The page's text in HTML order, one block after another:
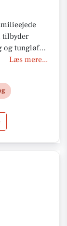
tilbyder
og tungløft i
sikrer
fokus på
Læs mere...